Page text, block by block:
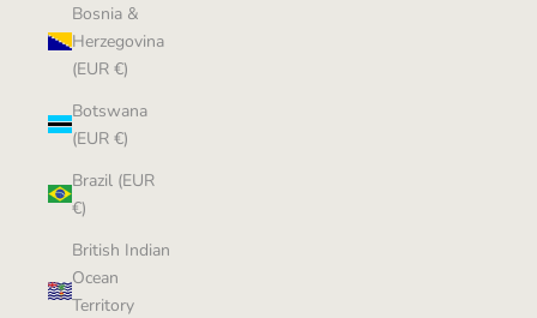
Bosnia &
Herzegovina
(EUR €)
Botswana
(EUR €)
Brazil (EUR
€)
British Indian
Ocean
Territory